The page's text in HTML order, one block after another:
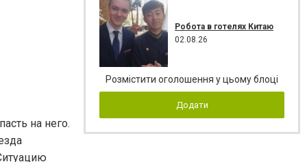
на него.
Робота в готелях Китаю
02.08.26
Розмістити оголошення у цьому блоці
Додати